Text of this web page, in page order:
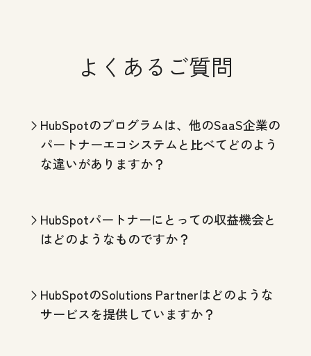
よくあるご質問
HubSpotのプログラムは、他のSaaS企業の
パートナーエコシステムと比べてどのよう
な違いがありますか？
HubSpotパートナーにとっての収益機会と
はどのようなものですか？
HubSpotのSolutions Partnerはどのような
サービスを提供していますか？